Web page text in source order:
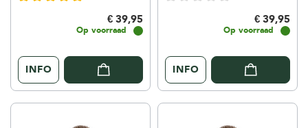
€ 39,95
Op voorraad
INFO
€ 39,95
Op voorraad
INFO